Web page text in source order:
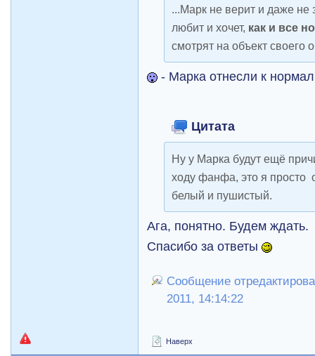
...Марк не верит и даже не
любит и хочет, как и все
смотрят на объект своего
- Марка отнесли к
Цитата
Ну у Марка будут ещё
ходу фанфа, это я просто
белый и пушистый.
Ага, понятно. Будем ждать.
Спасибо за ответы
Сообщение
2011, 14:14:22
Наверх